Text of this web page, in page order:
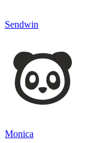
Sendwin
Monica